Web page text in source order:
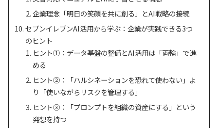
企業理念「明日の笑顔を共に創る」とAI戦略の接続
セブンイレブンAI活用から学ぶ：企業が実践できる3つ
のヒント
ヒント①：データ基盤の整備とAI活用は「両輪」で進
める
ヒント②：「ハルシネーションを恐れて使わない」よ
り「使いながらリスクを管理する」
ヒント③：「プロンプトを組織の資産にする」という
発想を持つ